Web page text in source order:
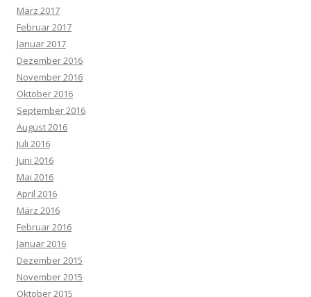
März 2017
Februar 2017
Januar 2017
Dezember 2016
November 2016
Oktober 2016
September 2016
August 2016
Juli 2016
Juni 2016
Mai 2016
April 2016
März 2016
Februar 2016
Januar 2016
Dezember 2015
November 2015
Oktober 2015